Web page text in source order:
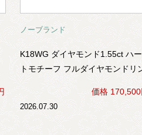
ノーブランド
K18WG ダイヤモンド1.55ct ハー
トモチーフ フルダイヤモンドリ
グ
価格 170,500
2026.07.30